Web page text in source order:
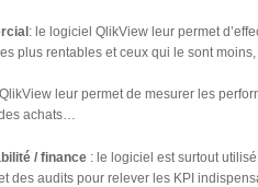
: le logiciel QlikView leur permet
plus rentables et ceux qui le sont
leur permet de mesurer les
achats…
/ finance : le logiciel est surtout
des audits pour relever les KPI